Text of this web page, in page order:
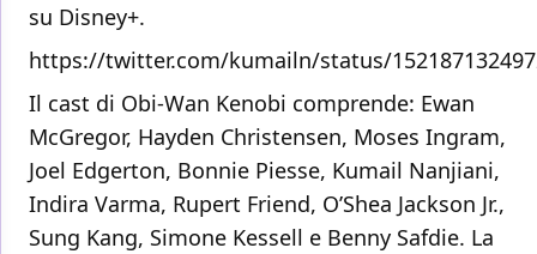
su Disney+.
https://twitter.com/kumailn/status/
Il cast di Obi-Wan Kenobi comprende: Ewan
McGregor, Hayden Christensen, Moses Ingram,
Joel Edgerton, Bonnie Piesse, Kumail Nanjiani,
Indira Varma, Rupert Friend, O’Shea Jackson Jr.,
Sung Kang, Simone Kessell e Benny Safdie. La